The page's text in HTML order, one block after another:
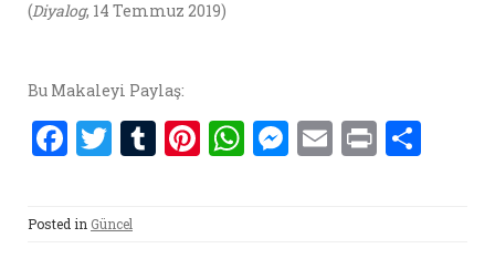
(Diyalog, 14 Temmuz 2019)
Bu Makaleyi Paylaş:
F
ce
b
T
it
te
T Pi W M E P
Posted in Güncel